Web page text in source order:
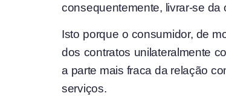
consequentemente, livrar-se da
Isto porque o consumidor, de
dos contratos unilateralmente
a parte mais fraca da relação
serviços.